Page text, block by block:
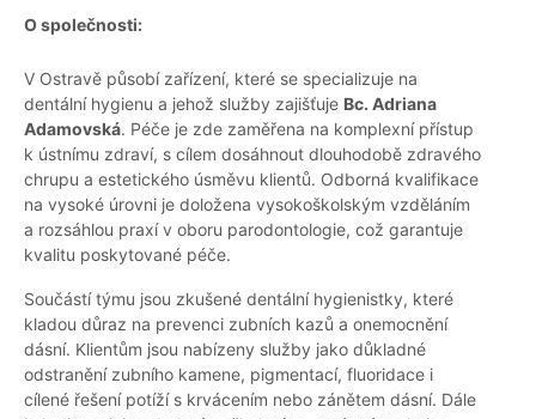
O společnosti:
V Ostravě působí zařízení, které se specializuje na
dentální hygienu a jehož služby zajišťuje Bc. Adriana
Adamovská. Péče je zde zaměřena na komplexní přístup
k ústnímu zdraví, s cílem dosáhnout dlouhodobě zdravého
chrupu a estetického úsměvu klientů. Odborná kvalifikace
na vysoké úrovni je doložena vysokoškolským vzděláním
a rozsáhlou praxí v oboru parodontologie, což garantuje
kvalitu poskytované péče.
Součástí týmu jsou zkušené dentální hygienistky, které
kladou důraz na prevenci zubních kazů a onemocnění
dásní. Klientům jsou nabízeny služby jako důkladné
odstranění zubního kamene, pigmentací, fluoridace i
cílené řešení potíží s krvácením nebo zánětem dásní. Dále